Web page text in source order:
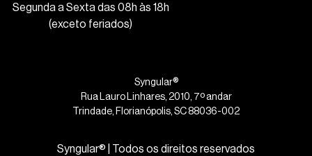
Segunda a Sexta das 08h às 18h
(exceto feriados)
Syngular®
Rua Lauro Linhares, 2010, 7º andar
Trindade, Florianópolis, SC 88036-002
Syngular® | Todos os direitos reservados